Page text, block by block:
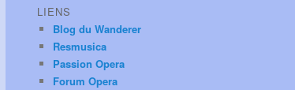
LIENS
Blog du Wanderer
Resmusica
Passion Opera
Forum Opera